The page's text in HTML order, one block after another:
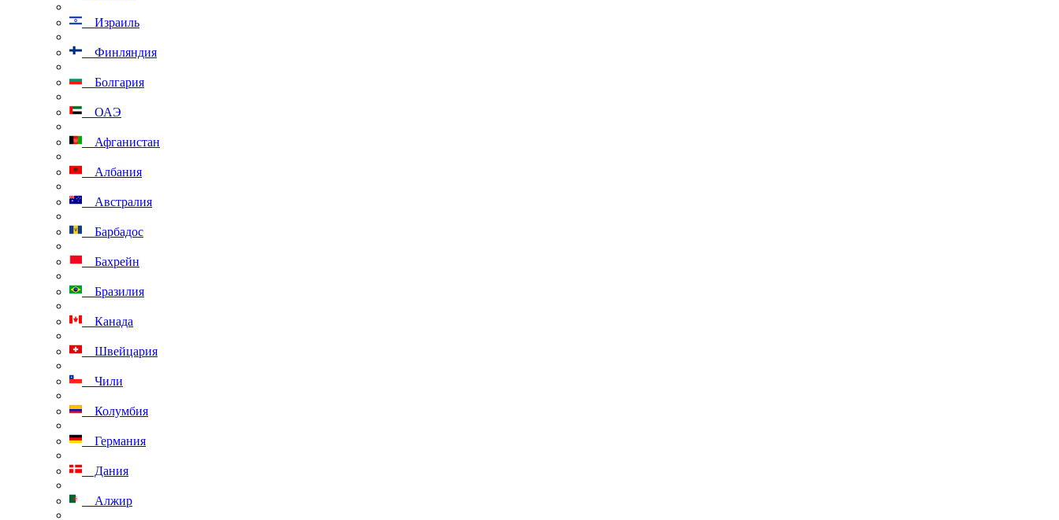
Израиль
Финляндия
Болгария
ОАЭ
Афганистан
Албания
Австралия
Барбадос
Бахрейн
Бразилия
Канада
Швейцария
Чили
Колумбия
Германия
Дания
Алжир